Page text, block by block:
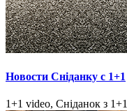
Новости Сніданку с 1+1
1+1 video, Сніданок з 1+1